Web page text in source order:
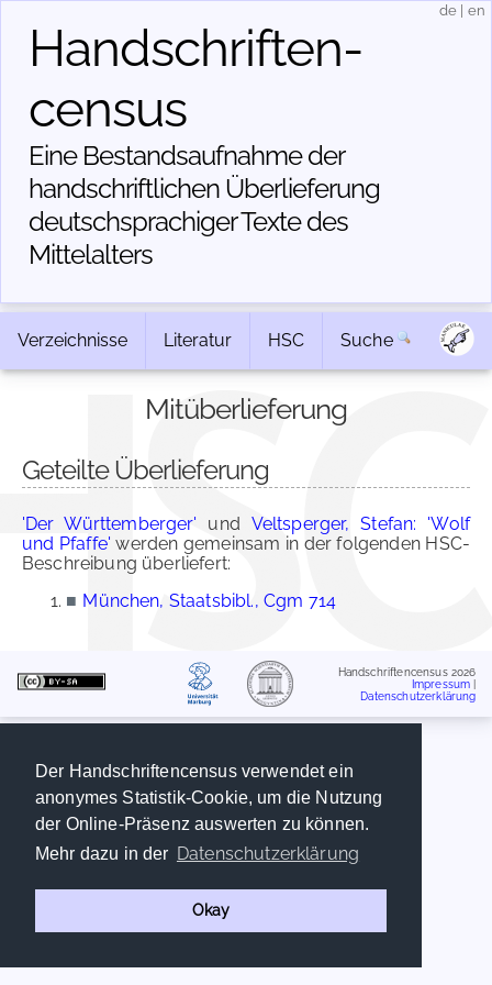
Der Handschriftencensus verwendet ein
anonymes Statistik-Cookie, um die Nutzung
der Online-Präsenz auswerten zu können.
Mehr dazu in der Datenschutzerklärung
Okay
Handschriften­
census
Eine Bestandsaufnahme der
handschriftlichen Über­lieferung
deutschsprachiger Texte des
Mittelalters
de en
Verzeichnisse Literatur HSC Suche
Mitüberlieferung
Geteilte Überlieferung
'Der Württemberger' und Veltsperger, Stefan: 'Wolf
und Pfaffe' werden gemeinsam in der folgenden HSC-
Beschreibung überliefert:
■ München, Staatsbibl., Cgm 714
Handschriftencensus 2026
Impressum
Datenschutzerklärung